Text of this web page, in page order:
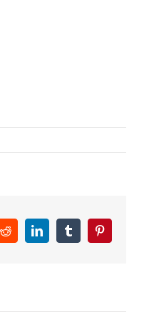
RedditLinkedInTumblrPinterest